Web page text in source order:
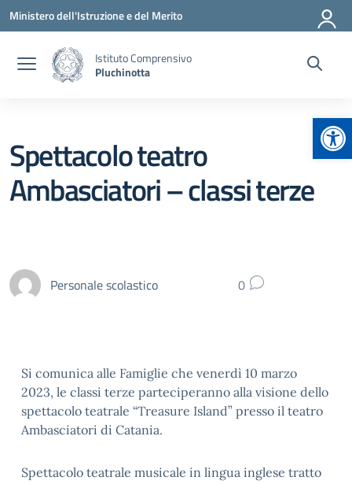
Vai ai contenuti
Vai al menu di navigazione
Vai al footer
Ministero dell'Istruzione e del Merito
Istituto Comprensivo
Pluchinotta
Spettacolo teatro
Ambasciatori – classi terze
Personale scolastico 0
Si comunica alle Famiglie che venerdì 10 marzo
2023, le classi terze parteciperanno alla visione dello
spettacolo teatrale “Treasure Island” presso il teatro
Ambasciatori di Catania.
Spettacolo teatrale musicale in lingua inglese tratto